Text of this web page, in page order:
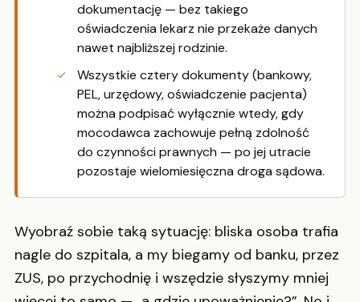
dokumentację — bez takiego
oświadczenia lekarz nie przekaże danych
nawet najbliższej rodzinie.
Wszystkie cztery dokumenty (bankowy,
PEL, urzędowy, oświadczenie pacjenta)
można podpisać wyłącznie wtedy, gdy
mocodawca zachowuje pełną zdolność
do czynności prawnych — po jej utracie
pozostaje wielomiesięczna droga sądowa.
Wyobraź sobie taką sytuację: bliska osoba trafia
nagle do szpitala, a my biegamy od banku, przez
ZUS, po przychodnię i wszędzie słyszymy mniej